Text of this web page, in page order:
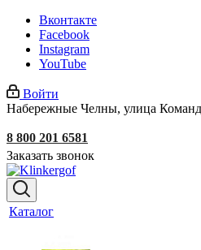
Вконтакте
Facebook
Instagram
YouTube
Войти
Набережные Челны, улица
8 800 201 6581
Заказать звонок
Каталог